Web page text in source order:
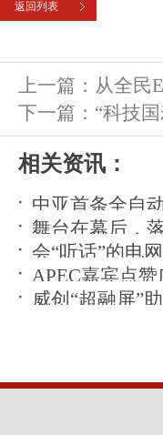
上一篇：从全民
相关资讯：
舞台在幕后，
会“听话”的电
运
APEC嘉宾点赞
威创“超融屏”